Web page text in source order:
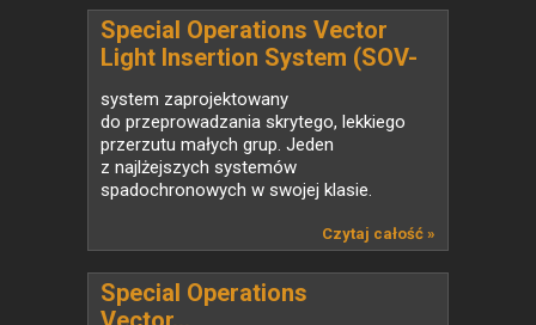
Special Operations Vector
Light Insertion System (SOV-
system zaprojektowany
do przeprowadzania skrytego, lekkiego
przerzutu małych grup. Jeden
z najlżejszych systemów
spadochronowych w swojej klasie.
Czytaj całość »
Special Operations